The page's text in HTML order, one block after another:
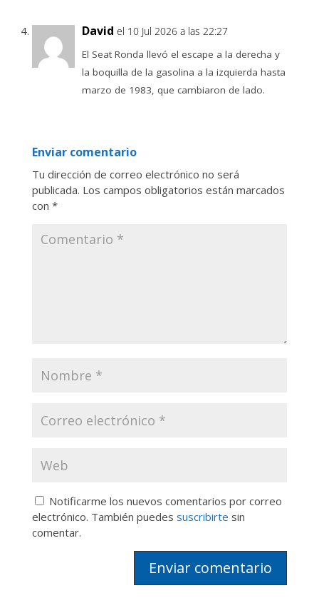
David el 10 Jul 2026 a las 22:27
El Seat Ronda llevó el escape a la derecha y
la boquilla de la gasolina a la izquierda hasta
marzo de 1983, que cambiaron de lado.
Enviar comentario
Tu dirección de correo electrónico no será
publicada. Los campos obligatorios están marcados
con *
Notificarme los nuevos comentarios por correo
electrónico. También puedes suscribirte sin
comentar.